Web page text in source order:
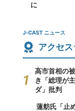
に
J-CAST ニュース
アクセ
高市首相の
き「総理が
ダ」批判
蓮舫氏「止